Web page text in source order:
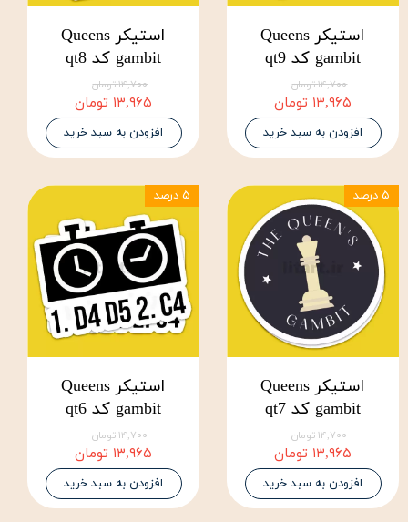
استیکر Queens
gambit کد qt9
۱۴,۷۰۰ تومان
۱۳,۹۶۵ تومان
افزودن به سبد خرید
استیکر Queens
gambit کد qt8
۱۴,۷۰۰ تومان
۱۳,۹۶۵ تومان
افزودن به سبد خرید
استیکر Queens
gambit کد qt7
۱۴,۷۰۰ تومان
۱۳,۹۶۵ تومان
افزودن به سبد خرید
۵ درصد
استیکر Queens
gambit کد qt6
۱۴,۷۰۰ تومان
۱۳,۹۶۵ تومان
افزودن به سبد خرید
۵ درصد